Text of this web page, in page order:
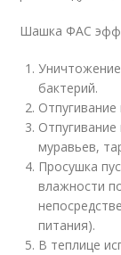
Шашка ФАС
бактерий.
муравьев,
Просушка
влажности
питания).
В теплице